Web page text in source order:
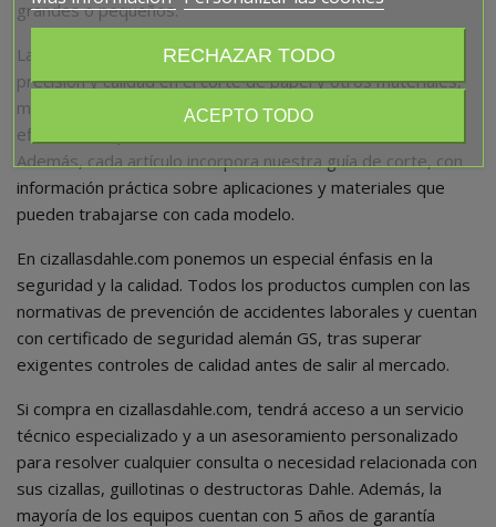
grandes o pequeños.
Las cortadoras Dahle son un referente en seguridad,
precisión y calidad en el corte de papel y otros materiales,
mientras que las destructoras Dahle destacan por su
eficacia en la protección de información confidencial.
Además, cada artículo incorpora nuestra guía de corte, con
información práctica sobre aplicaciones y materiales que
pueden trabajarse con cada modelo.
En cizallasdahle.com ponemos un especial énfasis en la
seguridad y la calidad. Todos los productos cumplen con las
normativas de prevención de accidentes laborales y cuentan
con certificado de seguridad alemán GS, tras superar
exigentes controles de calidad antes de salir al mercado.
Si compra en cizallasdahle.com, tendrá acceso a un servicio
técnico especializado y a un asesoramiento personalizado
para resolver cualquier consulta o necesidad relacionada con
sus cizallas, guillotinas o destructoras Dahle. Además, la
mayoría de los equipos cuentan con 5 años de garantía
RECHAZAR TODO
ACEPTO TODO